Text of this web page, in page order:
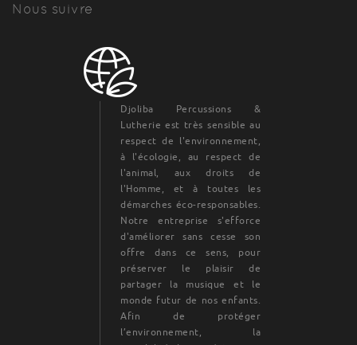
Nous suivre
Djoliba Percussions &
Lutherie est très sensible au
respect de l'environnement,
à l'écologie, au respect de
l'animal, aux droits de
l'Homme, et à toutes les
démarches éco-responsables.
Notre entreprise s'efforce
d'améliorer sans cesse son
offre dans ce sens, pour
préserver le plaisir de
partager la musique et le
monde futur de nos enfants.
Afin de protéger
l’environnement, la